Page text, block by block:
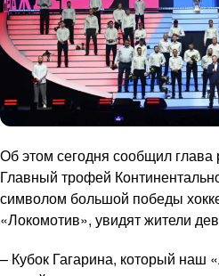
Об этом сегодня сообщил
Главный трофей
символом большой победы
«Локомотив», увидят жители
– Кубок Гагарина, который наш